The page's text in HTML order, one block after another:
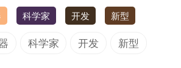
科学家 开发 新型
科学家 开发 新型